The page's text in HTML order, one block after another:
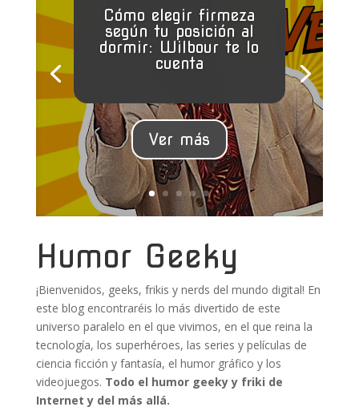
Cómo elegir firmeza
según tu posición al
dormir: Wilbour te lo
cuenta
Ver más
Humor Geeky
¡Bienvenidos, geeks, frikis y nerds del mundo digital! En
este blog encontraréis lo más divertido de este
universo paralelo en el que vivimos, en el que reina la
tecnología, los superhéroes, las series y películas de
ciencia ficción y fantasía, el humor gráfico y los
videojuegos. Todo el humor geeky y friki de
Internet y del más allá.